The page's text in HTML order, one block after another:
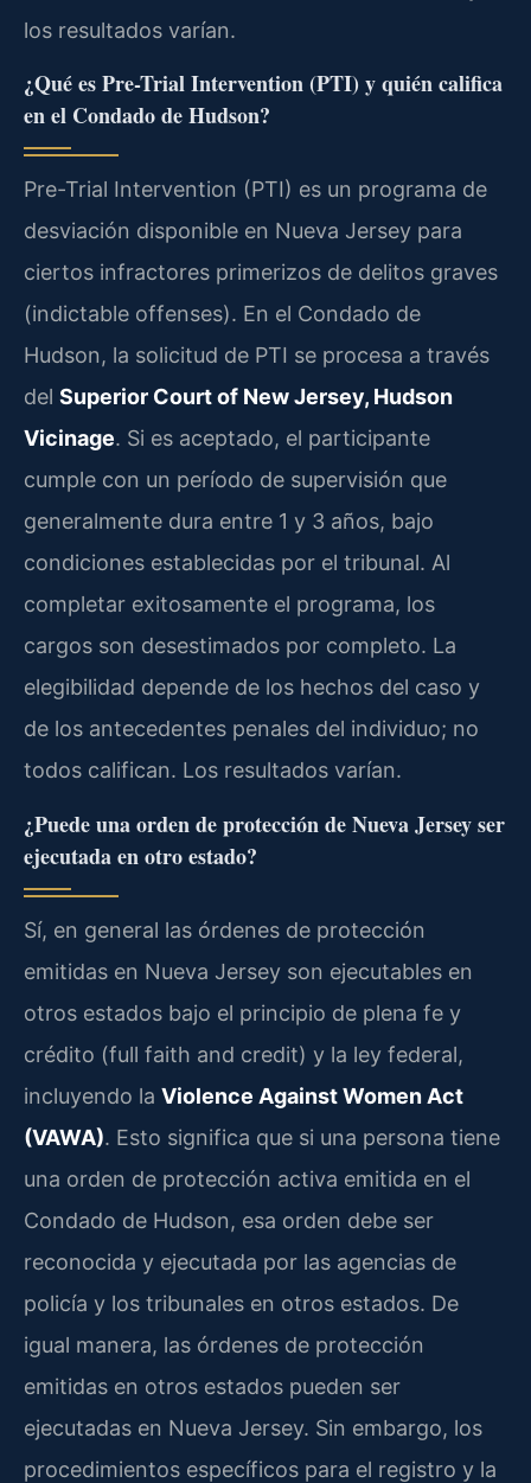
los resultados varían.
¿Qué es Pre-Trial Intervention (PTI) y quién califica
en el Condado de Hudson?
Pre-Trial Intervention (PTI) es un programa de
desviación disponible en Nueva Jersey para
ciertos infractores primerizos de delitos graves
(indictable offenses). En el Condado de
Hudson, la solicitud de PTI se procesa a través
del Superior Court of New Jersey, Hudson
Vicinage. Si es aceptado, el participante
cumple con un período de supervisión que
generalmente dura entre 1 y 3 años, bajo
condiciones establecidas por el tribunal. Al
completar exitosamente el programa, los
cargos son desestimados por completo. La
elegibilidad depende de los hechos del caso y
de los antecedentes penales del individuo; no
todos califican. Los resultados varían.
¿Puede una orden de protección de Nueva Jersey ser
ejecutada en otro estado?
Sí, en general las órdenes de protección
emitidas en Nueva Jersey son ejecutables en
otros estados bajo el principio de plena fe y
crédito (full faith and credit) y la ley federal,
incluyendo la Violence Against Women Act
(VAWA). Esto significa que si una persona tiene
una orden de protección activa emitida en el
Condado de Hudson, esa orden debe ser
reconocida y ejecutada por las agencias de
policía y los tribunales en otros estados. De
igual manera, las órdenes de protección
emitidas en otros estados pueden ser
ejecutadas en Nueva Jersey. Sin embargo, los
procedimientos específicos para el registro y la